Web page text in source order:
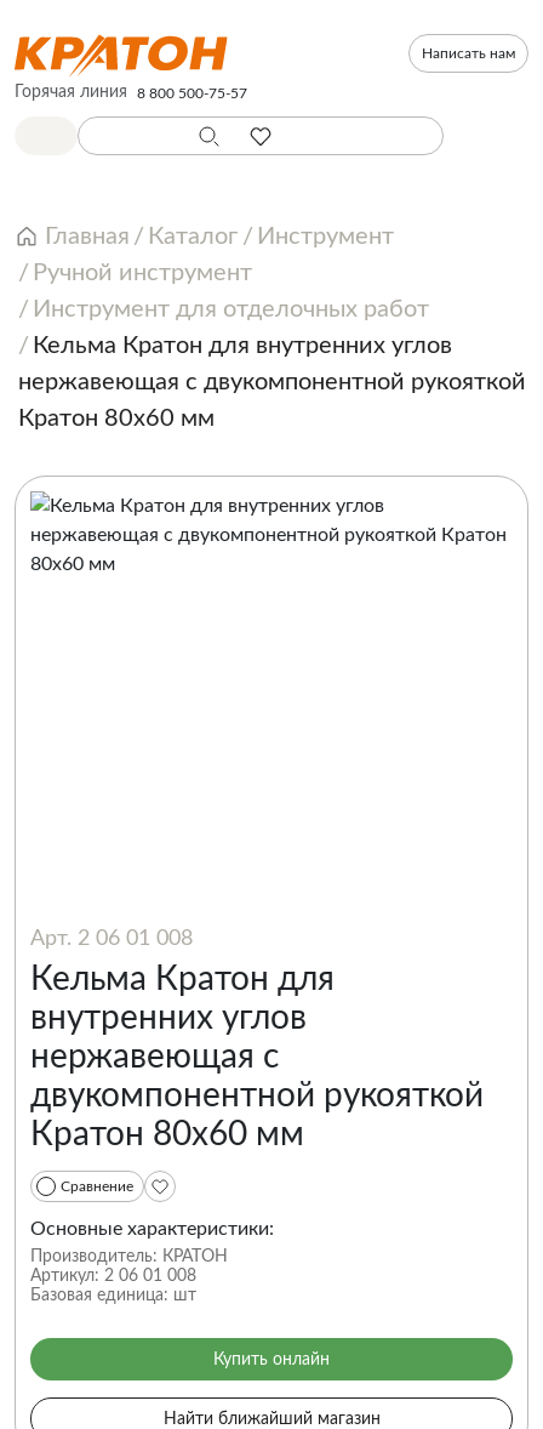
Написать нам
Горячая линия 8 800 500-75-57
Главная Каталог
Инструмент
Ручной инструмент
Инструмент для отделочных работ
Кельма Кратон для внутренних углов
нержавеющая с двукомпонентной рукояткой
Кратон 80х60 мм
Арт. 2 06 01 008
Кельма Кратон для
внутренних углов
нержавеющая с
двукомпонентной рукояткой
Кратон 80х60 мм
Сравнение
Основные характеристики:
Производитель: КРАТОН
Артикул: 2 06 01 008
Базовая единица: шт
Купить онлайн
Найти ближайший магазин